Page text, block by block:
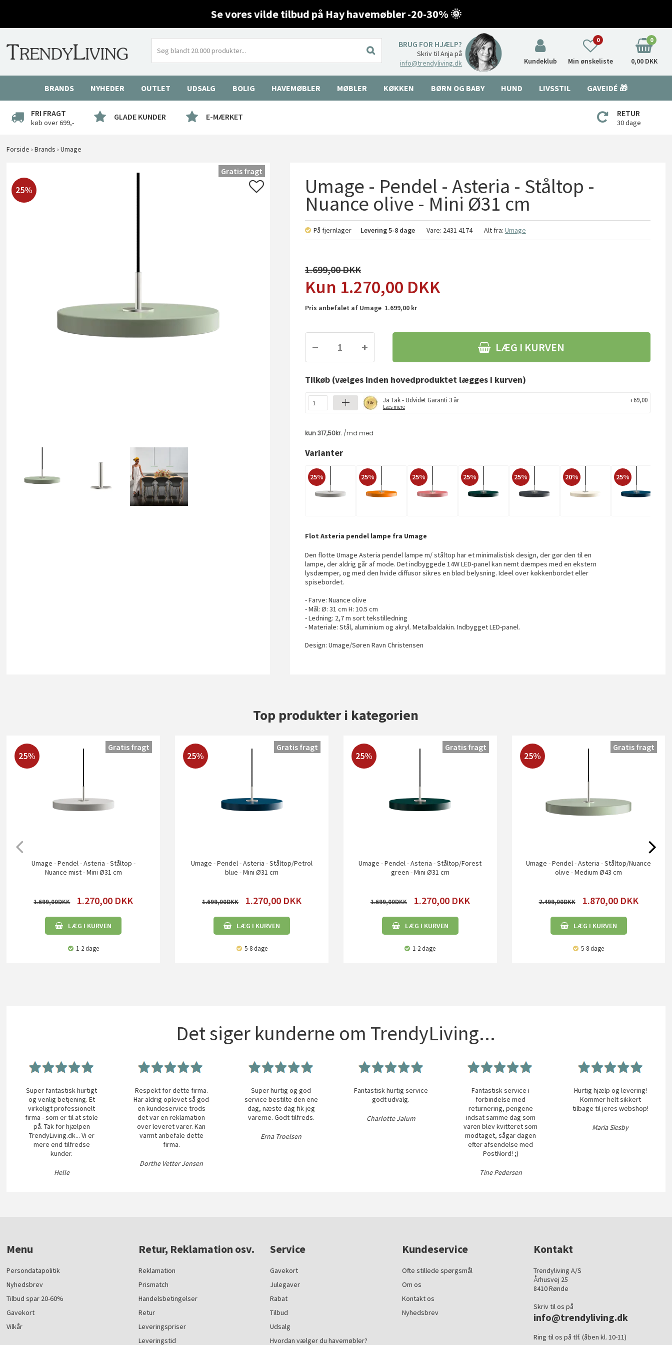
Se vores vilde tilbud på Hay havemøbler -20-30% 🌞
BRUG FOR HJÆLP?
Skriv til Anja på
info@trendyliving.dk
Kundeklub Min ønskeliste
0 0
0,00 DKK
BRANDS NYHEDER OUTLET UDSALG BOLIG HAVEMØBLER MØBLER KØKKEN BØRN OG BABY HUND LIVSSTIL GAVEIDÉ 🎁
FRI FRAGT
køb over 699,-
GLADE KUNDER E-MÆRKET RETUR
30 dage
Forside ›Brands ›Umage
25%
Gratis fragt
Umage - Pendel - Asteria - Ståltop -
Nuance olive - Mini Ø31 cm
På fjernlager Levering5-8 dage Vare: 2431 4174 Alt fra: Umage
1.699,00
1.270,00 DKK
Pris anbefalet af Umage 1.699,00 kr
LÆG I KURVEN
Tilkøb (vælges inden hovedproduktet lægges i kurven)
Ja Tak - Udvidet Garanti 3 år
Læs mere
+69,00
Varianter
25% 25% 25% 25% 25% 20% 25%
Flot Asteria pendel lampe fra Umage
Den flotte Umage Asteria pendel lampe m/ ståltop har et minimalistisk design, der gør den til en
lampe, der aldrig går af mode. Det indbyggede 14W LED-panel kan nemt dæmpes med en ekstern
lysdæmper, og med den hvide diffusor sikres en blød belysning. Ideel over køkkenbordet eller
spisebordet.
- Farve: Nuance olive
- Mål: Ø: 31 cm H: 10.5 cm
- Ledning: 2,7 m sort tekstilledning
- Materiale: Stål, aluminium og akryl. Metalbaldakin. Indbygget LED-panel.
Design: Umage/Søren Ravn Christensen
Top produkter i kategorien
25%
Umage - Pendel - Asteria - Ståltop -
Nuance mist - Mini Ø31 cm
1.699,00 1.270,00 DKK
LÆG I KURVEN
1-2 dage
Gratis fragt
25%
Umage - Pendel - Asteria - Ståltop/Petrol
blue - Mini Ø31 cm
1.699,00 1.270,00 DKK
LÆG I KURVEN
5-8 dage
Gratis fragt
25%
Umage - Pendel - Asteria - Ståltop/Forest
green - Mini Ø31 cm
1.699,00 1.270,00 DKK
LÆG I KURVEN
1-2 dage
Gratis fragt
25%
Umage - Pendel - Asteria - Ståltop/Nuance
olive - Medium Ø43 cm
2.499,00 1.870,00 DKK
LÆG I KURVEN
5-8 dage
Gratis fragt
Det siger kunderne om TrendyLiving...
Super fantastisk hurtigt
og venlig betjening. Et
virkeligt professionelt
firma - som er til at stole
på. Tak for hjælpen
TrendyLiving.dk... Vi er
mere end tilfredse
kunder.
Helle
Respekt for dette firma.
Har aldrig oplevet så god
en kundeservice trods
det var en reklamation
over leveret varer. Kan
varmt anbefale dette
firma.
Dorthe Vetter Jensen
Super hurtig og god
service bestilte den ene
dag, næste dag fik jeg
varerne. Godt tilfreds.
Erna Troelsen
Fantastisk hurtig service
godt udvalg.
Charlotte Jalum
Fantastisk service i
forbindelse med
returnering, pengene
indsat samme dag som
varen blev kvitteret som
modtaget, sågar dagen
efter afsendelse med
PostNord! ;)
Tine Pedersen
Hurtig hjælp og levering!
Kommer helt sikkert
tilbage til jeres webshop!
Maria Siesby
Menu
Persondatapolitik
Nyhedsbrev
Tilbud spar 20-60%
Gavekort
Vilkår
Retur, Reklamation osv.
Reklamation
Prismatch
Handelsbetingelser
Retur
Leveringspriser
Leveringstid
Service
Gavekort
Julegaver
Rabat
Tilbud
Udsalg
Hvordan vælger du havemøbler?
Kundeservice
Ofte stillede spørgsmål
Om os
Kontakt os
Nyhedsbrev
Kontakt
Trendyliving A/S
Århusvej 25
8410 Rønde
Skriv til os på
info@trendyliving.dk
Ring til os på tlf. (åben kl. 10-11)